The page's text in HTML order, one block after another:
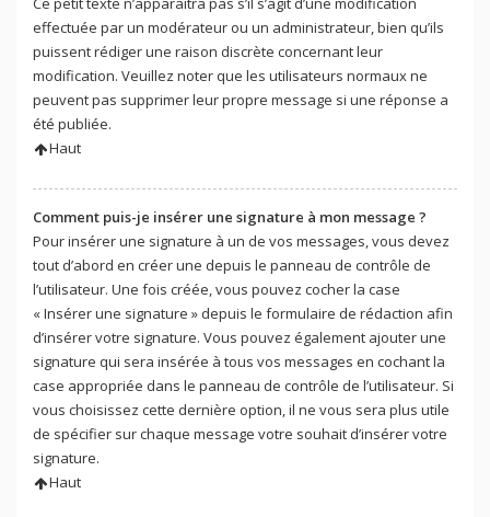
effectuée par un modérateur ou un administrateur, bien qu’ils
puissent rédiger une raison discrète concernant leur
modification. Veuillez noter que les utilisateurs normaux ne
peuvent pas supprimer leur propre message si une réponse a
été publiée.
Haut
Comment puis-je insérer une signature à mon message ?
Pour insérer une signature à un de vos messages, vous devez
tout d’abord en créer une depuis le panneau de contrôle de
l’utilisateur. Une fois créée, vous pouvez cocher la case
« Insérer une signature » depuis le formulaire de rédaction afin
d’insérer votre signature. Vous pouvez également ajouter une
signature qui sera insérée à tous vos messages en cochant la
case appropriée dans le panneau de contrôle de l’utilisateur. Si
vous choisissez cette dernière option, il ne vous sera plus utile
de spécifier sur chaque message votre souhait d’insérer votre
signature.
Haut